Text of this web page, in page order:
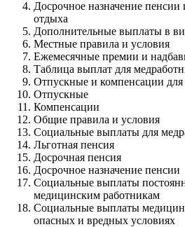
Досрочное назначение пенсии
отдыха
Дополнительные выплаты в
Местные правила и условия
Ежемесячные премии и
Таблица выплат для
Отпускные и компенсации для
Отпускные
Компенсации
Общие правила и условия
Социальные выплаты для
Льготная пенсия
Досрочная пенсия
Досрочное назначение пенсии
Социальные выплаты
медицинским работникам
Социальные выплаты
опасных и вредных условиях